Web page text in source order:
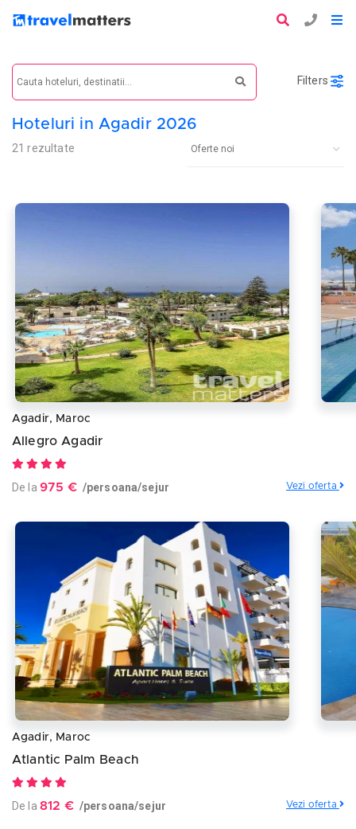
Filters
Hoteluri in Agadir 2026
21 rezultate
Agadir, Maroc
Allegro Agadir
De la 975 € /persoana/sejur Vezi oferta
Agadir, Maroc
Atlantic Palm Beach
De la 812 € /persoana/sejur Vezi oferta